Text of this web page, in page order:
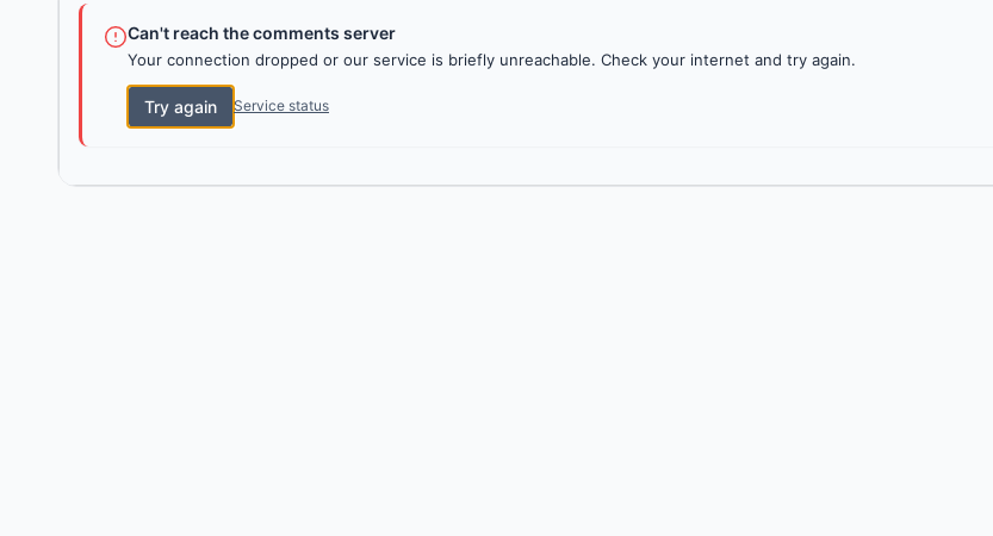
Can't reach the comments server
Your connection dropped or our service is briefly unreachable. Check your internet and try again.
Try again Service status